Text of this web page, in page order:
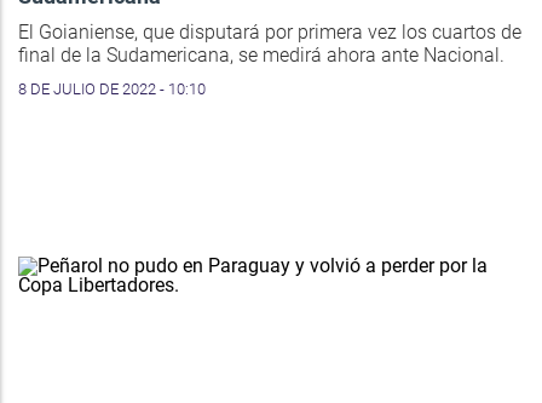
El Goianiense, que disputará por primera vez los cuartos de
final de la Sudamericana, se medirá ahora ante Nacional.
8 DE JULIO DE 2022 - 10:10